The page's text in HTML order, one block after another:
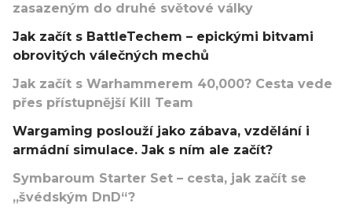
zasazeným do druhé světové války
Jak začít s BattleTechem – epickými bitvami
obrovitých válečných mechů
Jak začít s Warhammerem 40,000? Cesta vede
přes přístupnější Kill Team
Wargaming poslouží jako zábava, vzdělání i
armádní simulace. Jak s ním ale začít?
Symbaroum Starter Set – cesta, jak začít se
„švédským DnD“?